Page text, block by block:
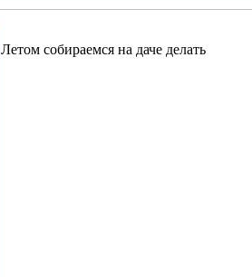
Летом собираемся на даче делать